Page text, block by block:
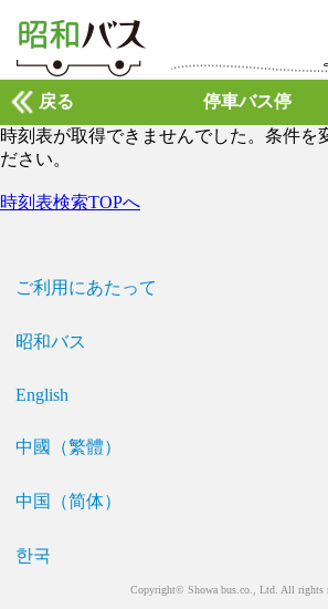
停車バス停
戻る
時刻表が取得できませんでした。条件を
ださい。
時刻表検索TOPへ
ご利用にあたって
昭和バス
English
中國（繁體）
中国（简体）
한국
Copyright© Showa bus.co., Ltd. All rights